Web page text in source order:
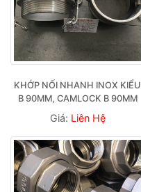
KHỚP NỐI NHANH INOX KIỂU
B 90MM, CAMLOCK B 90MM
Giá: Liên Hệ